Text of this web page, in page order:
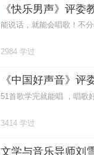
2984 学过
3414 学过